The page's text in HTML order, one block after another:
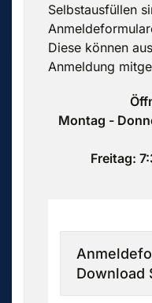
Selbstausfüllen
Diese können
Anmeldung
Montag -
Freitag:
Download